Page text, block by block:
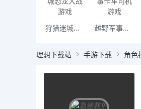
狩猎迷城恐龙大战游戏 越野军事卡车司机游戏
理想下载站 手游下载 角色